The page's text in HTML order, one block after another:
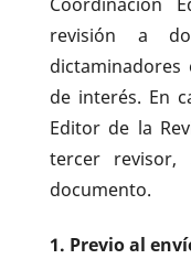
revisión a
de interés. En
Editor de la
tercer
documento.
1. Previo al